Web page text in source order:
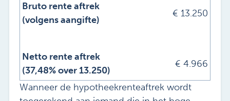
Bruto rente aftrek
(volgens aangifte)
€ 13.250
Netto rente aftrek
(37,48% over 13.250)
€ 4.966
Wanneer de hypotheekrenteaftrek wordt